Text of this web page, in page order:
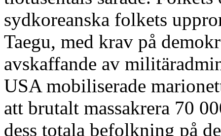
sydkoreanska folkets
Taegu, med krav på
avskaffande av
USA mobiliserade
att brutalt massakrera 70
dess totala befolkning på